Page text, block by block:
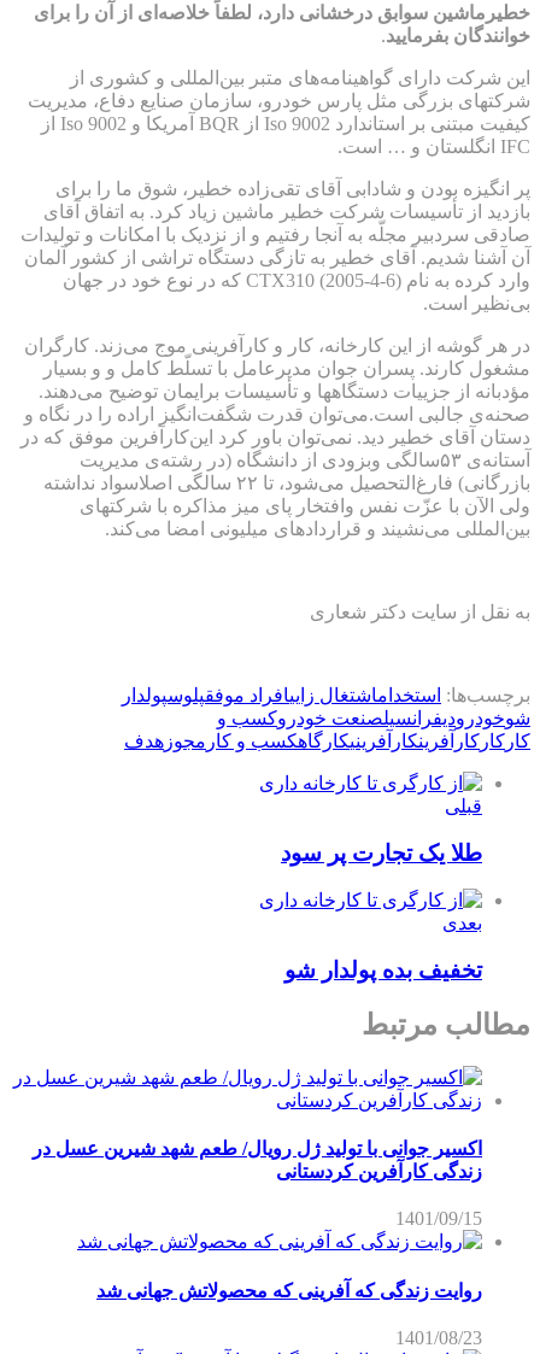
خطیرماشین سوابق درخشانی دارد، لطفاً خلاصه‌ای از آن را برای
خوانندگان بفرمایید.
این شرکت دارای گواهینامه‌های متبر بین‌المللی و کشوری از
شرکتهای بزرگی مثل پارس خودرو، سازمان صنایع دفاع، مدیریت
کیفیت مبتنی بر استاندارد Iso 9002 از BQR آمریکا و Iso 9002 از
IFC انگلستان و … است.
پر انگیزه بودن و شادابی آقای تقی‌زاده خطیر، شوق ما را برای
بازدید از تأسیسات شرکت خطیر ماشین زیاد کرد. به اتفاق آقای
صادقی سردبیر مجلّه به آنجا رفتیم و از نزدیک با امکانات و تولیدات
آن آشنا شدیم. آقای خطیر به تازگی دستگاه تراشی از کشور آلمان
وارد کرده به نام CTX310 (2005-4-6) که در نوع خود در جهان
بی‌نظیر است.
در هر گوشه از این کارخانه، کار و کارآفرینی موج می‌زند. کارگران
مشغول کارند. پسران جوان مدیرعامل با تسلّط کامل و و بسیار
مؤدبانه از جزییات دستگاهها و تأسیسات برایمان توضیح می‌دهند.
صحنه‌ی جالبی است.می‌توان قدرت شگفت‌انگیز اراده را در نگاه و
دستان آقای خطیر دید. نمی‌توان باور کرد این‌کارآفرین موفق که در
آستانه‌ی ۵۳سالگی وبزودی از دانشگاه (در رشته‌ی مدیریت
بازرگانی) فارغ‌التحصیل می‌شود، تا ۲۲ سالگی اصلاسواد نداشته
ولی الآن با عزّت نفس وافتخار پای میز مذاکره با شرکتهای
بین‌المللی می‌نشیند و قراردادهای میلیونی امضا می‌کند.
به نقل از سایت دکتر شعاری
برچسب‌ها: استخداماشتغال زاییافراد موفقپلوسپولدار
شوخودرودیفرانسیلصنعت خودروكسب و
كار کار کارآفرینکارآفرینیکارگاهکسب و کار مجوز هدف
قبلی
طلا یک تجارت پر سود
بعدی
تخفیف بده پولدار شو
مطالب مرتبط
اکسیر جوانی با تولید ژل رویال/ طعم شهد شیرین عسل‌ در
زندگی کارآفرین کردستانی
1401/09/15
روایت زندگی که آفرینی که محصولاتش جهانی شد
1401/08/23